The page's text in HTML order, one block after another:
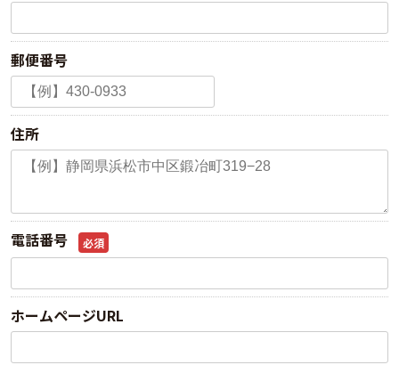
郵便番号
住所
電話番号 必須
ホームページURL